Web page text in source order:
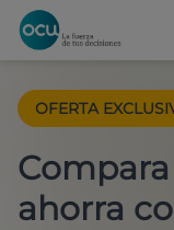
OFERTA
ahorra